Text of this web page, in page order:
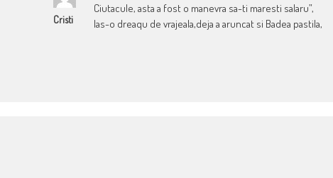
Cristi
Ciutacule, asta a fost o manevra sa-ti maresti salaru”,
las-o dreaqu de vrajeala,deja a aruncat si Badea pastila,